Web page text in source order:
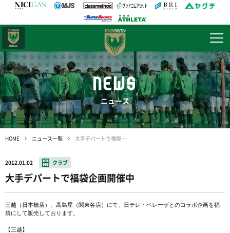
NEWS
ニュース
HOME ニュース一覧 大手デパートで福袋企画開催中
2012.01.02 クラブ
大手デパートで福袋企画開催中
三越（日本橋店）、高島屋（関東各店）にて、日テレ・ベレーザとのコラボ企画を福
袋にして販売しております。
【三越】